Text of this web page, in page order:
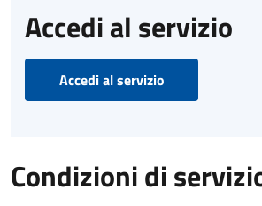
Accedi al servizio
Accedi al servizio
Condizioni di